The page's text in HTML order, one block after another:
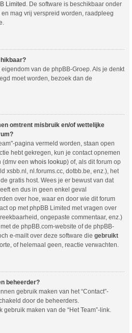
Limited . De software is beschikbaar onder
mag vrij verspreid worden, raadpleeg
van de phpBB-Groep. Als je denkt
moet worden, bezoek dan de
omtrent misbruik en/of wettelijke
pagina vermeld worden, staan open
hebt gekregen, kun je contact opnemen
(dmv een whois lookup) of, als dit forum op
xsbb.nl, nl.forums.cc, dotbb.be, enz.), het
gratis host. Wees je er bewust van dat
en dus in geen enkel geval
over hoe, waar en door wie dit forum
op met phpBB Limited met vragen over
ongepaste commentaar, enz.)
de phpBB.com-website of de phpBB-
e-mailt over deze software die gebruikt
of helemaal geen, reactie verwachten.
beheerder?
gebruik maken van het “Contact”-
door de beheerders.
maken van de “Het Team”-link.